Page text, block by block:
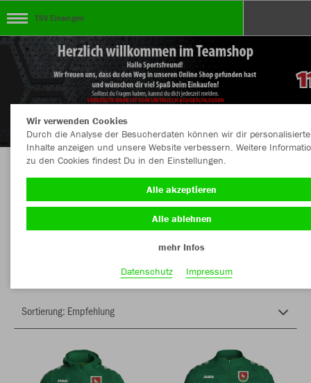
TSV Einsingen
Herzlich Willkommen im Teamshop TSV
Einsingen
Wir verwenden Cookies
Durch die Analyse der Besucherdaten können wir dir personalisierte
Inhalte anzeigen und unsere Website verbessern. Weitere
zu den Cookies findest Du in den Einstellungen.
Alle akzeptieren
Alle ablehnen
mehr Infos
Datenschutz
Impressum